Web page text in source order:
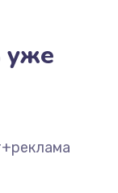
уже